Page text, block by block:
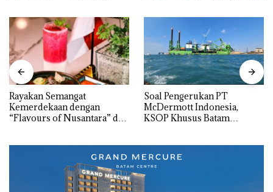
Rayakan Semangat
Kemerdekaan dengan
“Flavours of Nusantara” di
‎Soal Pengerukan PT
McDermott Indonesia,
KSOP Khusus Batam